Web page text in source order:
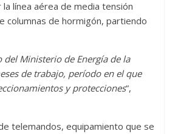
línea aérea de media tensión
columnas de hormigón, partiendo
Ministerio de Energía de la
de trabajo, período en el que
y protecciones”,
telemandos, equipamiento que se